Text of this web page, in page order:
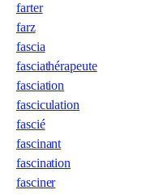
farter
farz
fascia
fasciathérapeute
fasciation
fasciculation
fascié
fascinant
fascination
fasciner